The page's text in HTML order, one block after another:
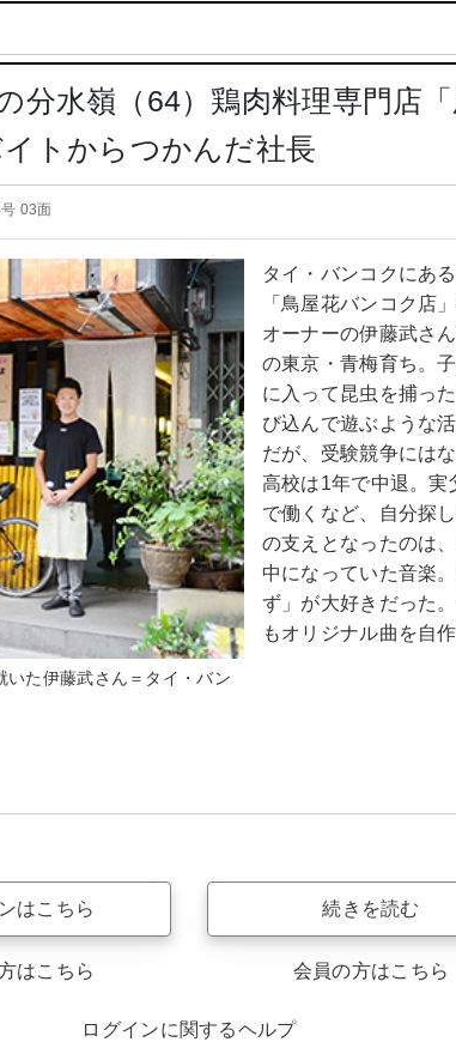
水嶺（64）鶏肉料理専門店
トからつかんだ社長
03面
た伊藤武さん＝タイ・バン
タイ・バンコクにあ
「鳥屋花バンコク店
オーナーの伊藤武さ
の東京・青梅育ち。
に入って昆虫を捕っ
び込んで遊ぶような
だが、受験競争には
高校は1年で中退。実
で働くなど、自分探
の支えとなったのは
中になっていた音楽
ず」が大好きだった
もオリジナル曲を自
はこちら
はこちら
続きを読む
会員の方はこちら
ログインに関するヘルプ